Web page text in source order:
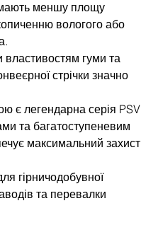
мають меншу площу
вологого або
властивостям гуми та
стрічки значно
є легендарна серія PSV
та багатоступеневим
максимальний захист
гірничодобувної
та перевалки